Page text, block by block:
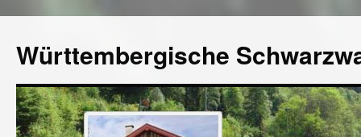
Württembergische